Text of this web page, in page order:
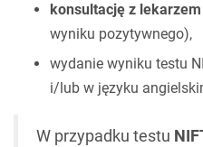
konsultację z
wyniku pozytywnego),
wydanie wyniku testu
i/lub w języku
W przypadku testu